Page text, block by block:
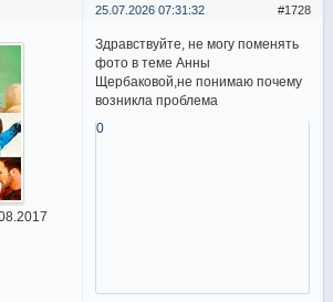
1728
25.07.2026 07:31:32
Здравствуйте, не могу поменять
фото в теме Анны
Щербаковой,не понимаю почему
возникла проблема
0